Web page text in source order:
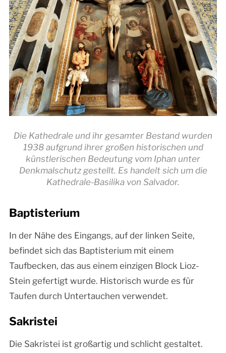
Die Kathedrale und ihr gesamter Bestand wurden
1938 aufgrund ihrer großen historischen und
künstlerischen Bedeutung vom Iphan unter
Denkmalschutz gestellt. Es handelt sich um die
Kathedrale-Basilika von Salvador.
Baptisterium
In der Nähe des Eingangs, auf der linken Seite,
befindet sich das Baptisterium mit einem
Taufbecken, das aus einem einzigen Block Lioz-
Stein gefertigt wurde. Historisch wurde es für
Taufen durch Untertauchen verwendet.
Sakristei
Die Sakristei ist großartig und schlicht gestaltet.